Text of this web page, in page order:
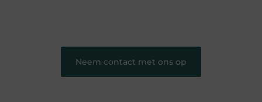
Neem contact met ons op